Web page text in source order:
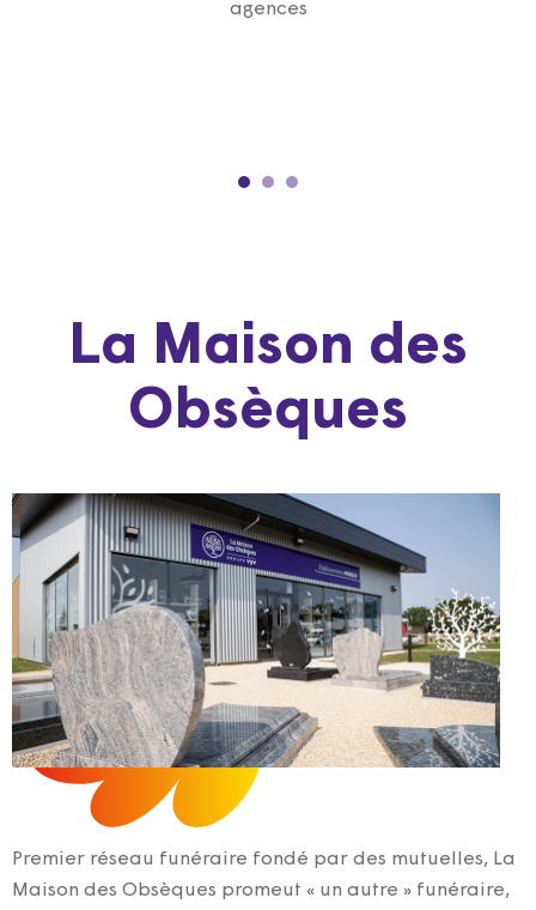
agences
La Maison des
Obsèques
Premier réseau funéraire fondé par des mutuelles, La
Maison des Obsèques promeut « un autre » funéraire,